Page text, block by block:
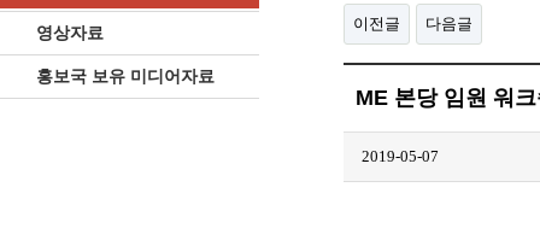
영상자료
홍보국 보유 미디어자료
이전글 다음글
ME 본당 임원 워
2019-05-07